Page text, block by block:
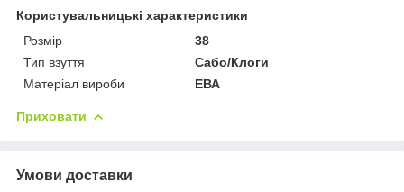
Користувальницькі характеристики
Розмір
38
Тип взуття
Сабо/Клоги
Матеріал вироби
ЕВА
Приховати
Умови доставки